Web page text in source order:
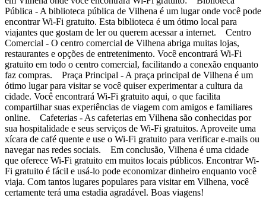
Pública - A biblioteca pública de Vilhena é um lugar onde você pode
encontrar Wi-Fi gratuito. Esta biblioteca é um ótimo local para
viajantes que gostam de ler ou querem acessar a internet. Centro
Comercial - O centro comercial de Vilhena abriga muitas lojas,
restaurantes e opções de entretenimento. Você encontrará Wi-Fi
gratuito em todo o centro comercial, facilitando a conexão enquanto
faz compras. Praça Principal - A praça principal de Vilhena é um
ótimo lugar para visitar se você quiser experimentar a cultura da
cidade. Você encontrará Wi-Fi gratuito aqui, o que facilita
compartilhar suas experiências de viagem com amigos e familiares
online. Cafeterias - As cafeterias em Vilhena são conhecidas por
sua hospitalidade e seus serviços de Wi-Fi gratuitos. Aproveite uma
xícara de café quente e use o Wi-Fi gratuito para verificar e-mails ou
navegar nas redes sociais. Em conclusão, Vilhena é uma cidade
que oferece Wi-Fi gratuito em muitos locais públicos. Encontrar Wi-
Fi gratuito é fácil e usá-lo pode economizar dinheiro enquanto você
viaja. Com tantos lugares populares para visitar em Vilhena, você
certamente terá uma estadia agradável. Boas viagens!